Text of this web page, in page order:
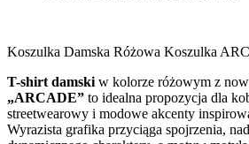
Koszulka Damska Różowa Koszulka
T-shirt damski w kolorze różowym z
„ARCADE” to idealna propozycja dla
streetwearowy i modowe akcenty
Wyrazista grafika przyciąga spojrzenia,